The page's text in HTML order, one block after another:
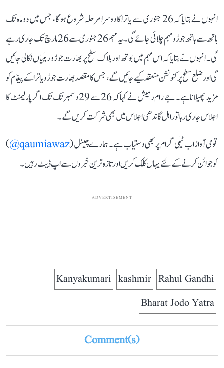
انہوں نے بتایا کہ 26 جنوری سے یاترا کا دوسرا مرحلہ شروع ہوگا، جس میں دو ماہ تک
ہاتھ سے ہاتھ جوڑو مہم چلائی جائے گی۔ یہ مہم 26 جنوری سے 26 مارچ تک جاری رہے
گی۔ انہوں نے بتایا کہ اس مہم میں بوتھ اور بلاک سطح پر بھارت جوڑو ریلیاں نکالی جائیں
گی اور ضلع سطح پر کنونشن منعقد کیے جائیں گے، جس کا مقصد بھارت جوڑو یاترا کے پیغام کو
مزید پھیلانا ہے۔ جے رام رمیش نے کہا کہ 26 سے 29 دسمبر تک تک اگر پارلیمنٹ کا
اجلاس جاری رہا تو راہل گاندھی اجلاس میں بھی شرکت کریں گے۔
قومی آواز اب ٹیلی گرام پر بھی دستیاب ہے۔ ہمارے چینل (qaumiawaz@
)
کو جوائن کرنے کے لئے یہاں کلک کریں اور تازہ ترین خبروں سے اپ ڈیٹ رہیں۔
ADVERTISEMENT
Rahul Gandhi
kashmir
Kanyakumari
Bharat Jodo Yatra
Comment(s)